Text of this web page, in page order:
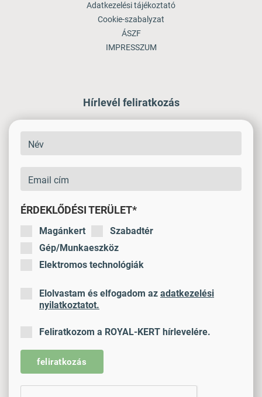
Adatkezelési tájékoztató
Cookie-szabalyzat
ÁSZF
IMPRESSZUM
Hírlevél feliratkozás
ÉRDEKLŐDÉSI TERÜLET*
Magánkert
Szabadtér
Gép/Munkaeszköz
Elektromos technológiák
Elolvastam és elfogadom az adatkezelési
nyilatkoztatot.
Feliratkozom a ROYAL-KERT hírlevelére.
feliratkozás